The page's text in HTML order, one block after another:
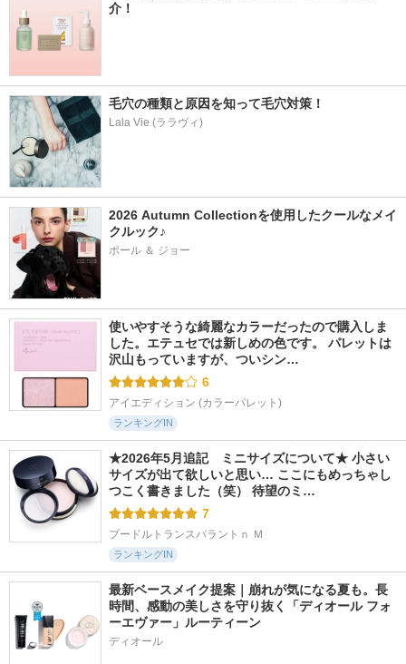
介！
毛穴の種類と原因を知って毛穴対策！
Lala Vie (ララヴィ)
2026 Autumn Collectionを使用したクールなメイ
クルック♪
ポール ＆ ジョー
使いやすそうな綺麗なカラーだったので購入しま
した。エテュセでは新しめの色です。 パレットは
沢山もっていますが、ついシン…
6
アイエディション (カラーパレット)
ランキングIN
★2026年5月追記　ミニサイズについて★ 小さい
サイズが出て欲しいと思い… ここにもめっちゃし
つこく書きました（笑） 待望のミ…
7
プードルトランスパラントｎ Ｍ
ランキングIN
最新ベースメイク提案｜崩れが気になる夏も。長
時間、感動の美しさを守り抜く「ディオール フォ
ーエヴァー」ルーティーン
ディオール